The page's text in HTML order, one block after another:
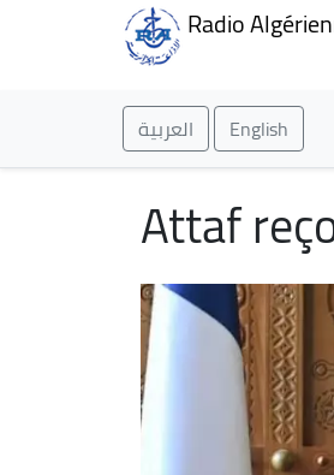
Radio
العربية English
Attaf